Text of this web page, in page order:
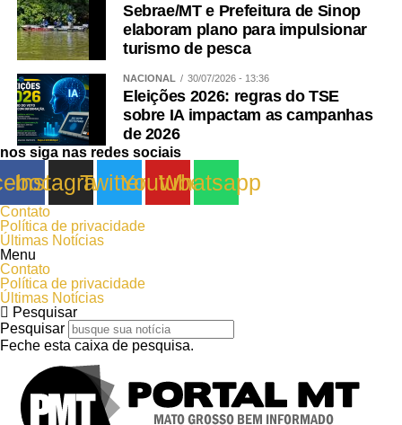
Sebrae/MT e Prefeitura de Sinop
elaboram plano para impulsionar
turismo de pesca
NACIONAL 30/07/2026 - 13:36
Eleições 2026: regras do TSE
sobre IA impactam as campanhas
de 2026
nos siga nas redes sociais
Instagram
TwitterYoutube
Whatsapp
Contato
Política de privacidade
Últimas Notícias
Menu
Contato
Política de privacidade
Últimas Notícias
Pesquisar
Pesquisar
Feche esta caixa de pesquisa.